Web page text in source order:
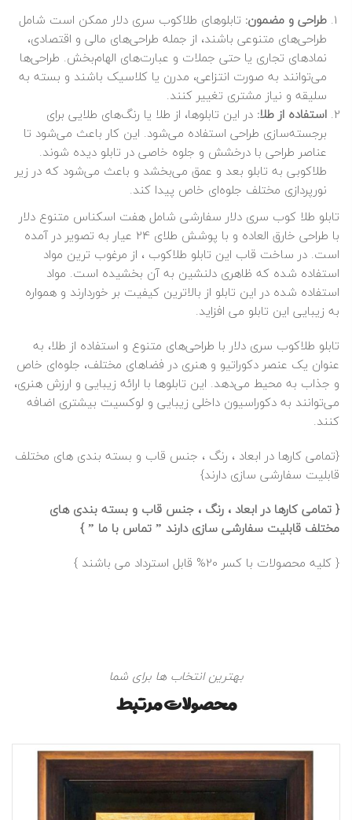
طراحی و مضمون: تابلوهای طلاکوب سری دلار ممکن است شامل
طراحی‌های متنوعی باشند، از جمله طراحی‌های مالی و اقتصادی،
نمادهای تجاری یا حتی جملات و عبارت‌های الهام‌بخش. طراحی‌ها
می‌توانند به صورت انتزاعی، مدرن یا کلاسیک باشند و بسته به
سلیقه و نیاز مشتری تغییر کنند.
استفاده از طلا: در این تابلوها، از طلا یا رنگ‌های طلایی برای
برجسته‌سازی طراحی استفاده می‌شود. این کار باعث می‌شود تا
عناصر طراحی با درخشش و جلوه خاصی در تابلو دیده شوند.
طلاکوبی به تابلو بعد و عمق می‌بخشد و باعث می‌شود که در زیر
نورپردازی مختلف جلوه‌ای خاص پیدا کند.
تابلو طلا کوب سری دلار سفارشی شامل هفت اسکناس متنوع دلار
با طراحی خارق العاده و با پوشش طلای 24 عیار به تصویر در آمده
است. در ساخت قاب این تابلو طلاکوب ، از مرغوب ترین مواد
استفاده شده که ظاهری دلنشین به آن بخشیده است. مواد
استفاده شده در این تابلو از بالاترین کیفیت بر خوردارند و همواره
به زیبایی این تابلو می افزاید.
تابلو طلاکوب سری دلار با طراحی‌های متنوع و استفاده از طلا، به
عنوان یک عنصر دکوراتیو و هنری در فضاهای مختلف، جلوه‌ای خاص
و جذاب به محیط می‌دهد. این تابلوها با ارائه زیبایی و ارزش هنری،
می‌توانند به دکوراسیون داخلی زیبایی و لوکسیت بیشتری اضافه
کنند.
{تمامی کارها در ابعاد ، رنگ ، جنس قاب و بسته بندی های مختلف
قابلیت سفارشی سازی دارند}
{ تمامی کارها در ابعاد ، رنگ ، جنس قاب و بسته بندی های
مختلف قابلیت سفارشی سازی دارند ”تماس با ما ” }
{ کلیه محصولات با کسر 20% قابل استرداد می باشند }
بهترین انتخاب ها برای شما
محصولات مرتبط